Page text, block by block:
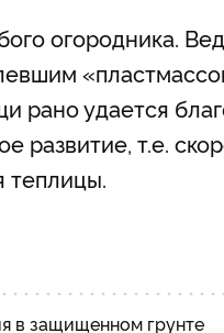
огородника.
рано удается
т.е.
теплицы.
в защищенном грунте